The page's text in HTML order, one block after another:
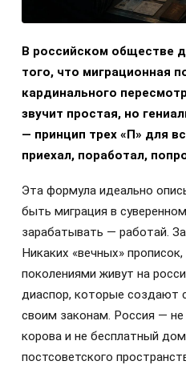
В российском обществе
того, что миграционная
кардинального
звучит простая, но
— принцип трех «П» для
приехал, поработал,
Эта формула идеально
быть миграция в
зарабатывать — работай.
Никаких «вечных»
поколениями живут на
диаспор, которые создают
своим законам. Россия — не
корова и не бесплатный
постсоветского